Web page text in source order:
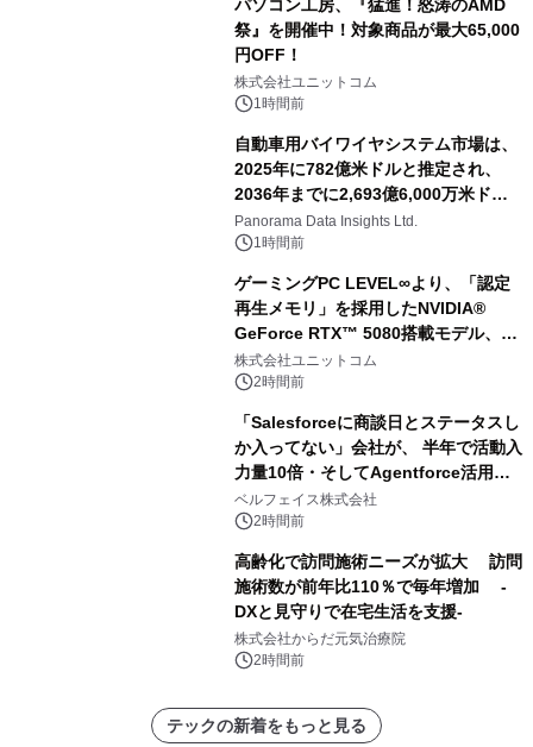
パソコン工房、『猛進！怒涛のAMD
祭』を開催中！対象商品が最大65,000
円OFF！
株式会社ユニットコム
1時間前
自動車用バイワイヤシステム市場は、
2025年に782億米ドルと推定され、
2036年までに2,693億6,000万米ドル
に達すると予測されており、予測期間
（2026年～2036年）
Panorama Data Insights Ltd.
1時間前
ゲーミングPC LEVEL∞より、「認定
再生メモリ」を採用したNVIDIA®
GeForce RTX™ 5080搭載モデル、
NVIDIA® GeForce RTX™ 5070 Ti搭
載モデルを販売開始
株式会社ユニットコム
2時間前
「Salesforceに商談日とステータスし
か入ってない」会社が、 半年で活動入
力量10倍・そしてAgentforce活用へ
── 敷島住宅×bellSalesAI事例公開
ベルフェイス株式会社
2時間前
高齢化で訪問施術ニーズが拡大 訪問
施術数が前年比110％で毎年増加 -
DXと見守りで在宅生活を支援-
株式会社からだ元気治療院
2時間前
テックの新着をもっと見る